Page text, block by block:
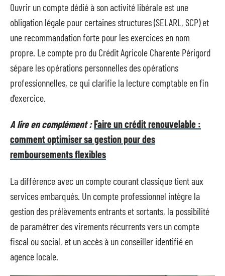
Ouvrir un compte dédié à son activité libérale est une
obligation légale pour certaines structures (SELARL, SCP) et
une recommandation forte pour les exercices en nom
propre. Le compte pro du Crédit Agricole Charente Périgord
sépare les opérations personnelles des opérations
professionnelles, ce qui clarifie la lecture comptable en fin
d’exercice.
A lire en complément :Faire un crédit renouvelable :
comment optimiser sa gestion pour des
remboursements flexibles
La différence avec un compte courant classique tient aux
services embarqués. Un compte professionnel intègre la
gestion des prélèvements entrants et sortants, la possibilité
de paramétrer des virements récurrents vers un compte
fiscal ou social, et un accès à un conseiller identifié en
agence locale.